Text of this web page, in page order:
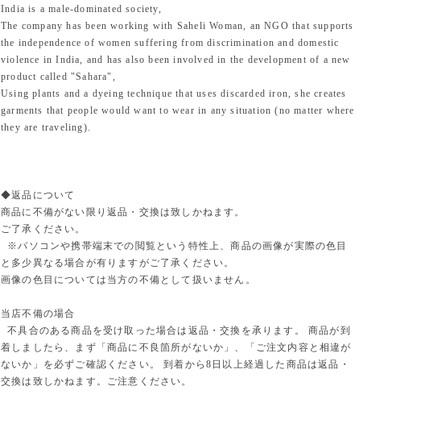
India is a male-dominated society,
The company has been working with Saheli Woman, an NGO that supports
the independence of women suffering from discrimination and domestic
violence in India, and has also been involved in the development of a new
product called "Sahara",
Using plants and a dyeing technique that uses discarded iron, she creates
garments that people would want to wear in any situation (no matter where
they are traveling).
◆返品について
商品に不備がない限り返品・交換は致しかねます。
ご了承ください。
※パソコンや携帯端末での閲覧という特性上、商品の画像が実際の色目
と多少異なる場合が有りますがご了承ください。
画像の色目については当方の不備として扱いません。
当店不備の場合
不具合のある商品を受け取った場合は返品・交換を承ります。 商品が到
着しましたら、まず「商品に不良箇所がないか」、「ご注文内容と相違が
ないか」を必ずご確認ください。 到着から8日以上経過した商品は返品・
交換は致しかねます。ご注意ください。